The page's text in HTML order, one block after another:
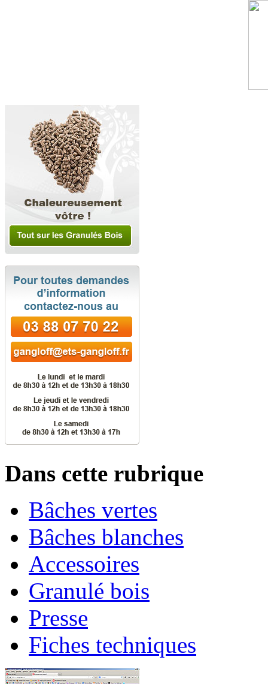
Dans cette rubrique
Bâches vertes
Bâches blanches
Accessoires
Granulé bois
Presse
Fiches techniques